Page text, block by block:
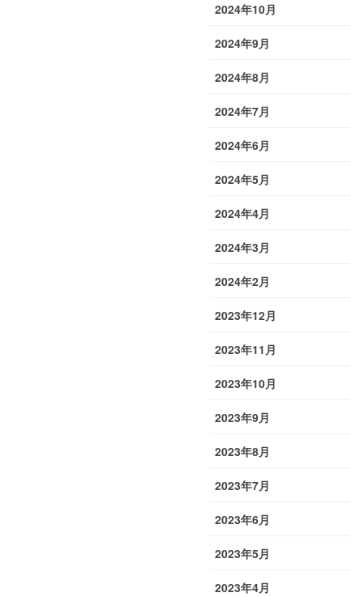
2024年10月
2024年9月
2024年8月
2024年7月
2024年6月
2024年5月
2024年4月
2024年3月
2024年2月
2023年12月
2023年11月
2023年10月
2023年9月
2023年8月
2023年7月
2023年6月
2023年5月
2023年4月